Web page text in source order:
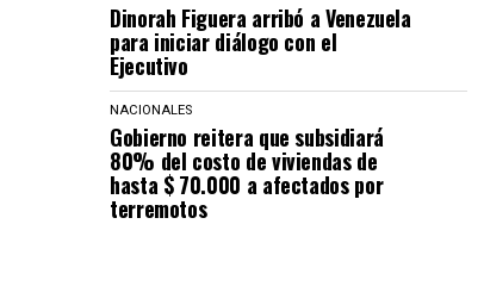
Dinorah Figuera arribó a Venezuela
para iniciar diálogo con el
Ejecutivo
NACIONALES
Gobierno reitera que subsidiará
80% del costo de viviendas de
hasta $ 70.000 a afectados por
terremotos